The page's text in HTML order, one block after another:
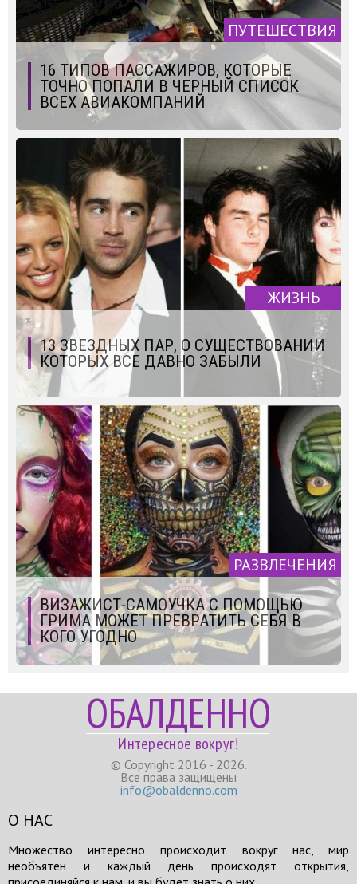
ПУТЕШЕСТВИЯ
16 ТИПОВ ПАССАЖИРОВ, КОТОРЫЕ
ТОЧНО ПОПАЛИ В ЧЕРНЫЙ СПИСОК
ВСЕХ АВИАКОМПАНИЙ
ЖИЗНЬ
13 ЗВЕЗДНЫХ ПАР, О СУЩЕСТВОВАНИИ
КОТОРЫХ ВСЕ ДАВНО ЗАБЫЛИ
РАЗВЛЕЧЕНИЯ
ВИЗАЖИСТ-САМОУЧКА С ПОМОЩЬЮ
ГРИМА МОЖЕТ ПРЕВРАТИТЬ СЕБЯ В
КОГО УГОДНО
ОБАЛДЕННО
Интересное вокруг!
© Copyright 2016 - 2026.
Все права защищены
info@obaldenno.com
О НАС
Множество интересно происходит вокруг нас, мир
необъятен и каждый день происходят открытия,